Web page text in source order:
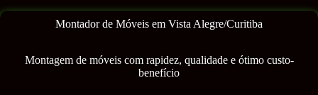
Montador de Móveis em Vista Alegre/Curitiba
Montagem de móveis com rapidez, qualidade e ótimo custo-
benefício